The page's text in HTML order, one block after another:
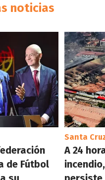
noticias
de Fútbol
Santa
A 24